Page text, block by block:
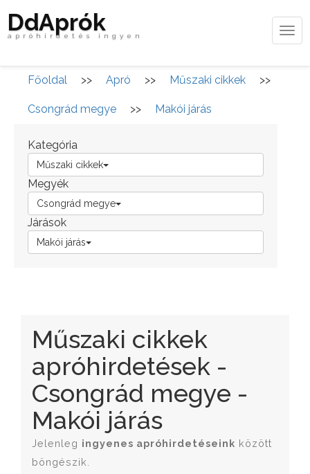
DdAprók
apróhirdetés ingyen
Főoldal >> Apró >> Műszaki cikkek >>
Csongrád megye >> Makói járás
Kategória
Műszaki cikkek
Megyék
Csongrád megye
Járások
Makói járás
Műszaki cikkek
apróhirdetések -
Csongrád megye -
Makói járás
Jelenleg ingyenes apróhirdetéseink között
böngészik.